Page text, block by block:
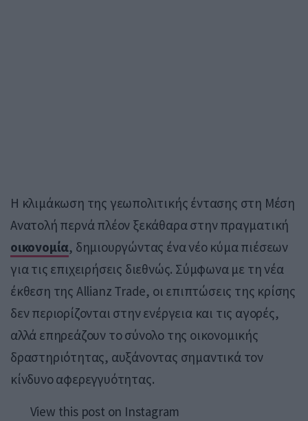
Η κλιμάκωση της γεωπολιτικής έντασης στη Μέση
Ανατολή περνά πλέον ξεκάθαρα στην πραγματική
οικονομία, δημιουργώντας ένα νέο κύμα πιέσεων
για τις επιχειρήσεις διεθνώς. Σύμφωνα με τη νέα
έκθεση της Allianz Trade, οι επιπτώσεις της κρίσης
δεν περιορίζονται στην ενέργεια και τις αγορές,
αλλά επηρεάζουν το σύνολο της οικονομικής
δραστηριότητας, αυξάνοντας σημαντικά τον
κίνδυνο αφερεγγυότητας.
View this post on Instagram